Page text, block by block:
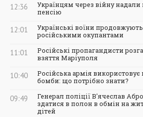
12:36
Українцям через війну надали
пенсію
12:01
Українські воїни
російськими окупантами
11:01
Російські пропагандисти
взяття Маріуполя
10:40
Російська армія використовує
бомби: що потрібно знати?
09:49
Генерал поліції В'ячеслав
здатися в полон в обмін на
дітей